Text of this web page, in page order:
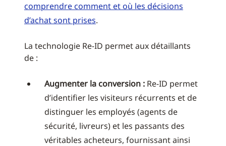
comprendre comment et où les décisions
d’achat sont prises.
La technologie Re-ID permet aux détaillants
de :
Augmenter la conversion : Re-ID permet
d’identifier les visiteurs récurrents et de
distinguer les employés (agents de
sécurité, livreurs) et les passants des
véritables acheteurs, fournissant ainsi